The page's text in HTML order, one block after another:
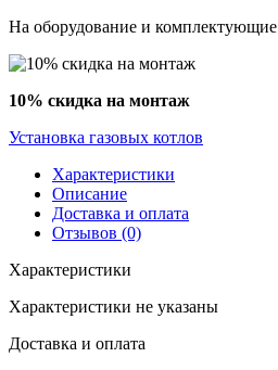
На оборудование и комплектующие
10% скидка на монтаж
Установка газовых котлов
Характеристики
Описание
Доставка и оплата
Отзывов (0)
Характеристики
Характеристики не указаны
Доставка и оплата